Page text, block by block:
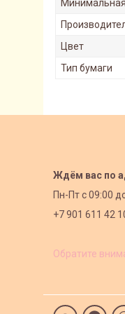
Цвет
Тип бумаги
Ждём вас по
Пн-Пт с09:00
+7 901 611 42
Обратите